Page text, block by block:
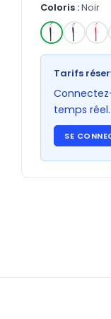
Coloris :Noir
Tarifs
temps réel.
SE